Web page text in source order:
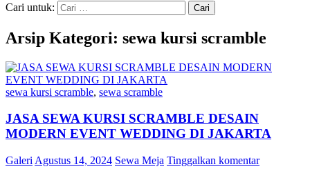
Cari untuk:
Arsip Kategori: sewa kursi scramble
sewa kursi scramble, sewa scramble
JASA SEWA KURSI SCRAMBLE DESAIN
MODERN EVENT WEDDING DI JAKARTA
Galeri Agustus 14, 2024 Sewa Meja Tinggalkan komentar